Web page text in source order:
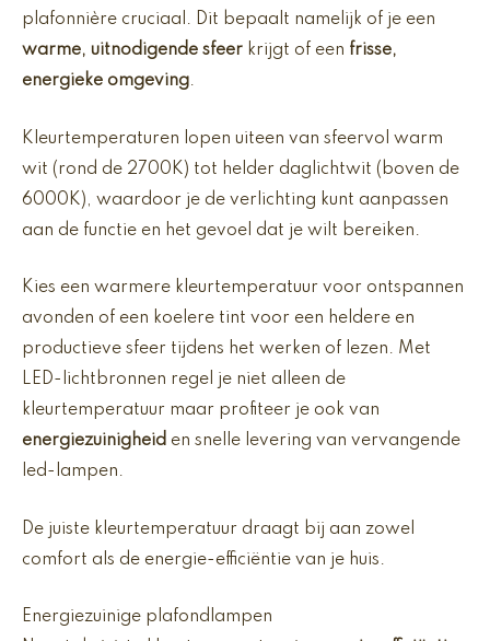
plafonnière cruciaal. Dit bepaalt namelijk of je een
warme, uitnodigende sfeer krijgt of een frisse,
energieke omgeving.
Kleurtemperaturen lopen uiteen van sfeervol warm
wit (rond de 2700K) tot helder daglichtwit (boven de
6000K), waardoor je de verlichting kunt aanpassen
aan de functie en het gevoel dat je wilt bereiken.
Kies een warmere kleurtemperatuur voor ontspannen
avonden of een koelere tint voor een heldere en
productieve sfeer tijdens het werken of lezen. Met
LED-lichtbronnen regel je niet alleen de
kleurtemperatuur maar profiteer je ook van
energiezuinigheid en snelle levering van vervangende
led-lampen.
De juiste kleurtemperatuur draagt bij aan zowel
comfort als de energie-efficiëntie van je huis.
Energiezuinige plafondlampen